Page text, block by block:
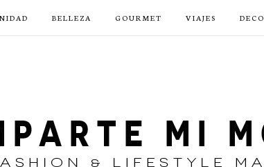
BELLEZA GOURMET VIAJES DECO